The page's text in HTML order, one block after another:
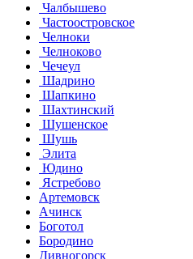
Чалбышево
Частоостровское
Челноки
Челноково
Чечеул
Шадрино
Шапкино
Шахтинский
Шушенское
Шушь
Элита
Юдино
Ястребово
Артемовск
Ачинск
Боготол
Бородино
Дивногорск